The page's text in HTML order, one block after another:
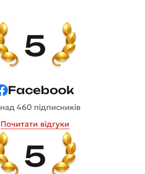
5
Facebook
460 підписників
Почитати відгуки
5